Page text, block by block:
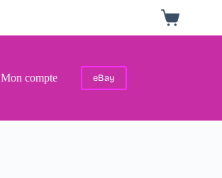
Panier
d’achat
Mon compte eBay